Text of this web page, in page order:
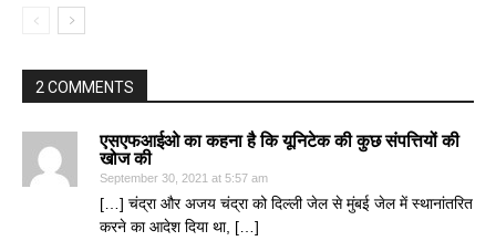
2 COMMENTS
एसएफआईओ का कहना है कि यूनिटेक की कुछ संपत्तियों की
खोज की
September 30, 2021 at 5:57 am
[…] चंद्रा और अजय चंद्रा को दिल्ली जेल से मुंबई जेल में स्थानांतरित
करने का आदेश दिया था, […]